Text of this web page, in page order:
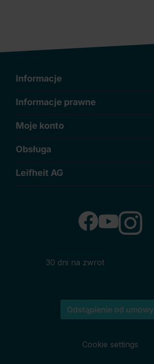
Informacje
Informacje prawne
Moje konto
Obsługa
Leifheit AG
30 dni na zwrot
Odstąpienie od umowy
Cookie settings